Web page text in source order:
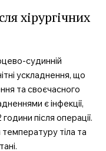
хірургічних
судинній
ускладнення, що
та своєчасного
є інфекції,
після операції.
тіла та